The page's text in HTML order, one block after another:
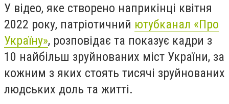
У відео, яке створено наприкінці квітня
2022 року, патріотичний ютубканал «Про
Україну», розповідає та показує кадри з
10 найбільш зруйнованих міст України, за
кожним з яких стоять тисячі зруйнованих
людських доль та житті.